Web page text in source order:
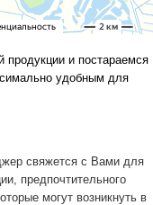
продукции и постараемся
удобным для
свяжется с Вами для
предпочтительного
могут возникнуть в